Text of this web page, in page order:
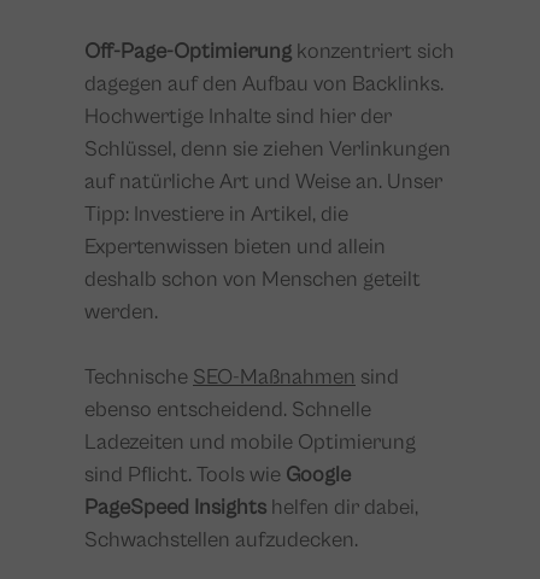
Off-Page-Optimierung konzentriert sich
dagegen auf den Aufbau von Backlinks.
Hochwertige Inhalte sind hier der
Schlüssel, denn sie ziehen Verlinkungen
auf natürliche Art und Weise an. Unser
Tipp: Investiere in Artikel, die
Expertenwissen bieten und allein
deshalb schon von Menschen geteilt
werden.
Technische SEO-Maßnahmen sind
ebenso entscheidend. Schnelle
Ladezeiten und mobile Optimierung
sind Pflicht. Tools wie Google
PageSpeed Insights helfen dir dabei,
Schwachstellen aufzudecken.